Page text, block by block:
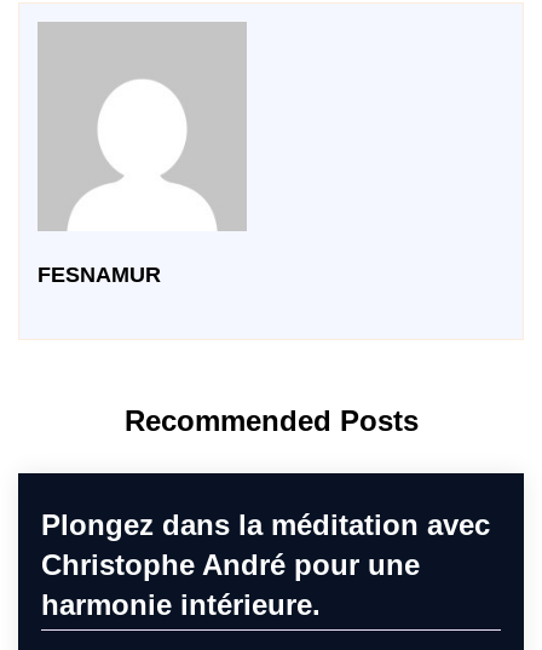
FESNAMUR
Recommended Posts
Plongez dans la méditation avec
Christophe André pour une
harmonie intérieure.